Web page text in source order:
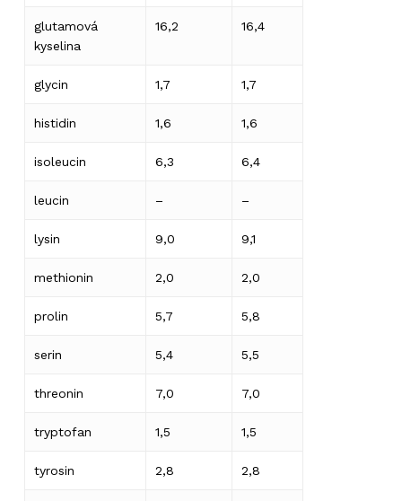
glutamová
kyselina
16,2 16,4
glycin 1,7 1,7
histidin 1,6 1,6
isoleucin 6,3 6,4
leucin – –
lysin 9,0 9,1
methionin 2,0 2,0
prolin 5,7 5,8
serin 5,4 5,5
threonin 7,0 7,0
tryptofan 1,5 1,5
tyrosin 2,8 2,8